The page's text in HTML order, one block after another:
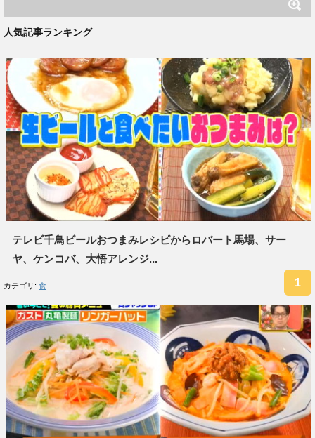
人気記事ランキング
テレビ千鳥ビールおつまみレシピからロバート馬場、サー
ヤ、ケンコバ、大悟アレンジ...
カテゴリ: 食